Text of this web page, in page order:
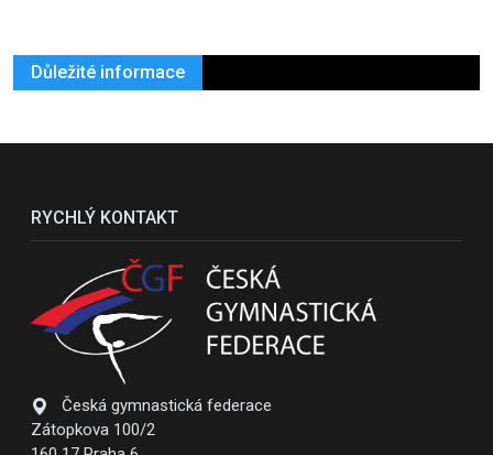
Důležité informace
RYCHLÝ KONTAKT
Česká gymnastická federace
Zátopkova 100/2